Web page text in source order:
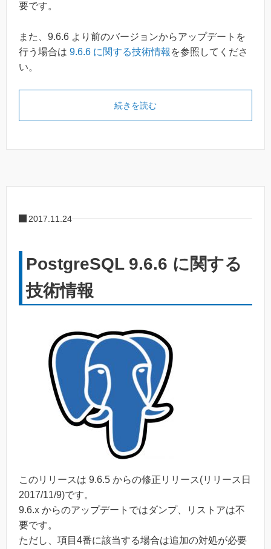
要です。
また、9.6.6 より前のバージョンからアップデートを
行う場合は 9.6.6 に関する技術情報 を参照してくださ
い。
続きを読む
2017.11.24
PostgreSQL 9.6.6 に関する
技術情報
このリリースは 9.6.5 からの修正リリース(リリース日
2017/11/9)です。
9.6.x からのアップデートではダンプ、リストアは不
要です。
ただし、項目4番に該当する場合は追加の対処が必要